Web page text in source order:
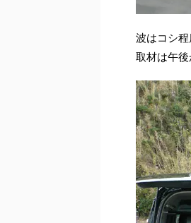
波はコシ
取材は午後